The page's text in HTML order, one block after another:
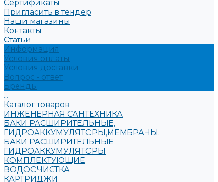
Сертификаты
Пригласить в тендер
Наши магазины
Контакты
Статьи
Информация
Условия оплаты
Условия доставки
Вопрос - ответ
Бренды
...
Каталог товаров
ИНЖЕНЕРНАЯ САНТЕХНИКА
БАКИ РАСШИРИТЕЛЬНЫЕ,
ГИДРОАККУМУЛЯТОРЫ,МЕМБРАНЫ.
БАКИ РАСШИРИТЕЛЬНЫЕ
ГИДРОАККУМУЛЯТОРЫ
КОМПЛЕКТУЮЩИЕ
ВОДООЧИСТКА
КАРТРИДЖИ